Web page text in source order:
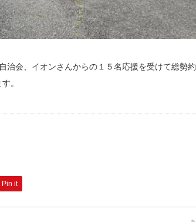
治会、イオンさんからの１５名応援を受けて総勢約
。
Pin it